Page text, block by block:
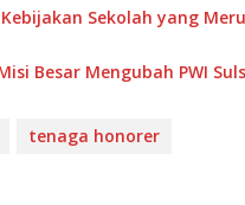
Sekolah yang
Besar Mengubah PWI
tenaga honorer